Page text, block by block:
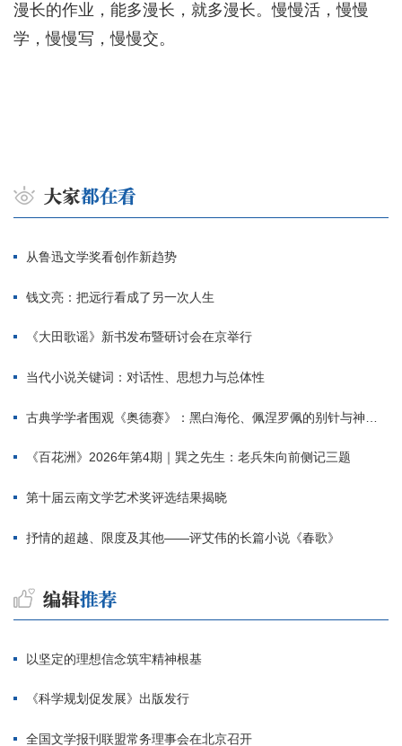
漫长的作业，能多漫长，就多漫长。慢慢活，慢慢
学，慢慢写，慢慢交。
从鲁迅文学奖看创作新趋势
钱文亮：把远行看成了另一次人生
《大田歌谣》新书发布暨研讨会在京举行
当代小说关键词：对话性、思想力与总体性
古典学学者围观《奥德赛》：黑白海伦、佩涅罗佩的别针与神秘入侵者
《百花洲》2026年第4期｜巽之先生：老兵朱向前侧记三题
第十届云南文学艺术奖评选结果揭晓
抒情的超越、限度及其他——评艾伟的长篇小说《春歌》
以坚定的理想信念筑牢精神根基
《科学规划促发展》出版发行
全国文学报刊联盟常务理事会在北京召开